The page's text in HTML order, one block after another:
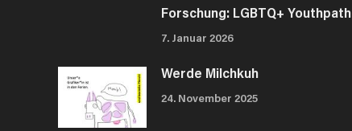
Forschung: LGBTQ+ Youthpath
7. Januar 2026
Werde Milchkuh
24. November 2025